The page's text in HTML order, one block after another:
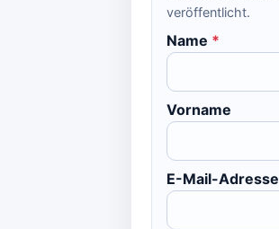
veröffentlicht.
Name *
Vorname
E-Mail-Adresse